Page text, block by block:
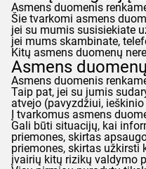
Asmens duomenis
Šie tvarkomi asmens
jei su mumis susisiekiate
jei mums skambinate,
Kitų asmens duomenų
Asmens
Asmens duomenis
Taip pat, jei su jumis
atvejo (pavyzdžiui,
Į tvarkomus asmens
Gali būti situacijų, kai
priemones, skirtas
priemones, skirtas
įvairių kitų rizikų valdymo